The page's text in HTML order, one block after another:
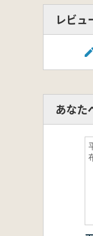
レビュ
あなた